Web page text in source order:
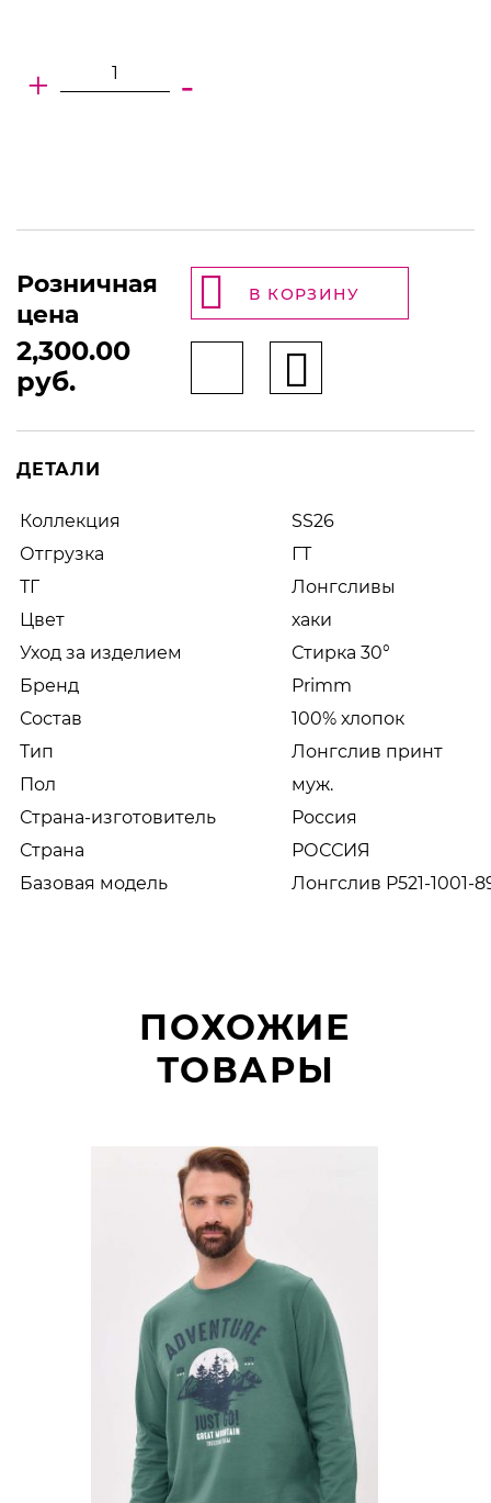
+ -
Розничная
цена
2,300.00
руб.
В КОРЗИНУ
ДЕТАЛИ
Коллекция
SS26
Отгрузка
ГТ
ТГ
Лонгсливы
Цвет
хаки
Уход за изделием
Стирка 30°
Бренд
Primm
Состав
100% хлопок
Тип
Лонгслив принт
Пол
муж.
Страна-изготовитель
Россия
Страна
РОССИЯ
Базовая модель
Лонгслив P521-1001-
ПОХОЖИЕ
ТОВАРЫ